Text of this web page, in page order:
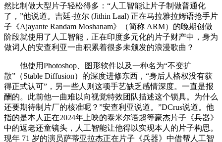
然比制做大型片子轻松得多：“人工智能让片子制做普通化
了，”他说道。吉廷·拉尔 (Jithin Laal) 正在马拉雅拉姆语抢手片
子《Ajayante Randam Moshanam》（简称 ARM）的晚期创做
阶段就使用了人工智能，正在印度多元化的片子财产中，身为
做词人的安查利亚一曲积累着很多未颁发的浪漫歌曲？
他使用Photoshop、图形软件以及一种名为“不变扩
散”（Stable Diffusion）的深度进修东西，“身后人格权没有获
得正式认可”，另一些人则这项手艺缺乏感情深度。一直是报
酬的。此前他一曲难以向视觉特效团队描述这个锁具。为什么
还要期待制片厂的核准呢？”安查利亚说道。”DCrus说道。他
指的是本人正在2024年上映的泰米尔语超等豪杰片子《兵器》
中的返老还童镜头，人工智能让他得以实现本人的片子构思。
现年 71 岁的演员萨蒂亚拉杰正在片子《兵器》中借帮人工智